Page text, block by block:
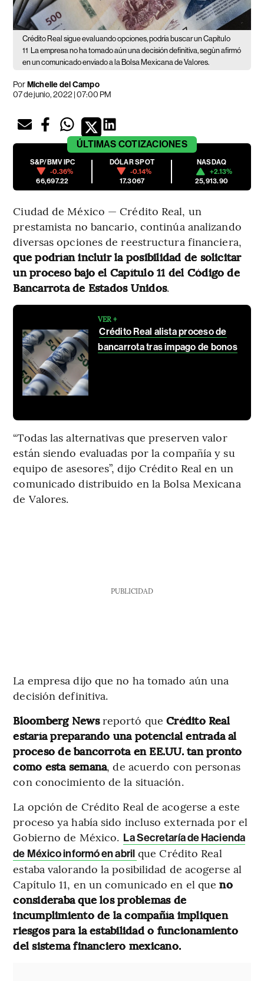
Crédito Real sigue evaluando opciones, podría buscar un Capítulo
11
La empresa no ha tomado aún una decisión definitiva, segùn afirmó
en un comunicado enviado a la Bolsa Mexicana de Valores.
PorMichelle del Campo
07 de junio, 2022 | 07:00 PM
ÚLTIMAS COTIZACIONES
S&P/BMV IPC
-0.36%
66,697.22
DÓLAR SPOT
-0.14%
17.3067
NASDAQ
+2.13%
25,913.90
Ciudad de México — Crédito Real, un
prestamista no bancario, continúa analizando
diversas opciones de reestructura financiera,
que podrían incluir la posibilidad de solicitar
un proceso bajo el Capítulo 11 del Código de
Bancarrota de Estados Unidos.
VER +
Crédito Real alista proceso de
bancarrota tras impago de bonos
“Todas las alternativas que preserven valor
están siendo evaluadas por la compañía y su
equipo de asesores”, dijo Crédito Real en un
comunicado distribuido en la Bolsa Mexicana
de Valores.
PUBLICIDAD
La empresa dijo que no ha tomado aún una
decisión definitiva.
Bloomberg Newsreportó queCrédito Real
estaría preparando una potencial entrada al
proceso de bancorrota en EE.UU. tan pronto
como esta semana, de acuerdo con personas
con conocimiento de la situación.
La opción de Crédito Real de acogerse a este
proceso ya había sido incluso externada por el
Gobierno de México. La Secretaría de Hacienda
de México informó en abril que Crédito Real
estaba valorando la posibilidad de acogerse al
Capítulo 11, en un comunicado en el queno
consideraba que los problemas de
incumplimiento de la compañía impliquen
riesgos para la estabilidad o funcionamiento
del sistema financiero mexicano.